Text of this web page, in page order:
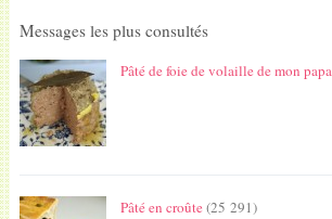
Messages les plus consultés
Pâté de foie de volaille de mon papa
Pâté en croûte(25 291)